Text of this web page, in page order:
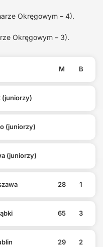
Okręgowym – 4).
Okręgowym – 3).
M B
(juniorzy)
(juniorzy)
(juniorzy)
28 1
65 3
29 2